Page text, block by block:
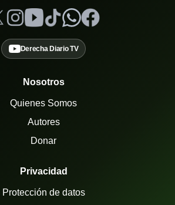
Derecha Diario TV
Nosotros
Quienes Somos
Autores
Donar
Privacidad
Protección de datos